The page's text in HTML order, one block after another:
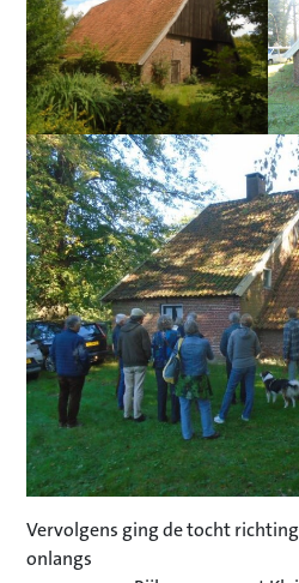
Vervolgens ging de tocht
onlangs